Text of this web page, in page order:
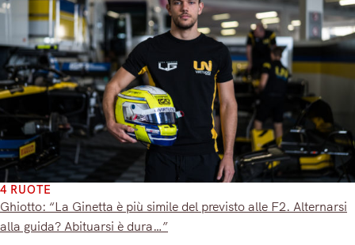
4 RUOTE
Ghiotto: “La Ginetta è più simile del previsto alle F2. Alternarsi
alla guida? Abituarsi è dura…”